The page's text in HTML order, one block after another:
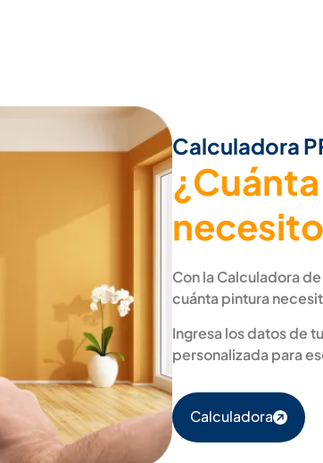
Calculadora
Con la Calculadora
cuánta pintura
Ingresa los datos de
personalizada para
Calculadora